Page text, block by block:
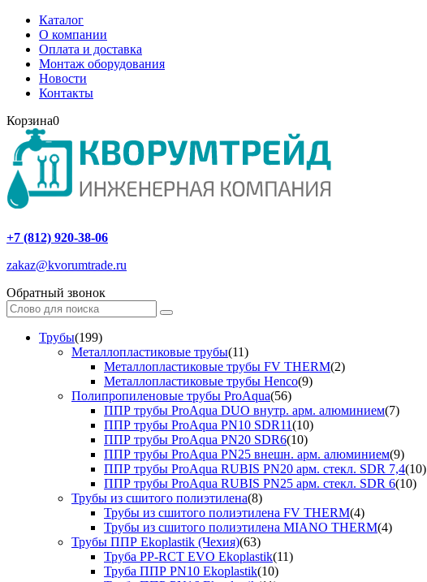
Каталог
О компании
Оплата и доставка
Монтаж оборудования
Новости
Контакты
Корзина0
+7 (812) 920-38-06
zakaz@kvorumtrade.ru
Обратный звонок
Трубы(199)
Металлопластиковые трубы(11)
Металлопластиковые трубы FV THERM(2)
Металлопластиковые трубы Henco(9)
Полипропиленовые трубы ProAqua(56)
ППР трубы ProAqua DUO внутр. арм. алюминием(7)
ППР трубы ProAqua PN10 SDR11(10)
ППР трубы ProAqua PN20 SDR6(10)
ППР трубы ProAqua PN25 внешн. арм. алюминием(9)
ППР трубы ProAqua RUBIS PN20 арм. стекл. SDR 7,4(10)
ППР трубы ProAqua RUBIS PN25 арм. стекл. SDR 6(10)
Трубы из сшитого полиэтилена(8)
Трубы из сшитого полиэтилена FV THERM(4)
Трубы из сшитого полиэтилена MIANO THERM(4)
Трубы ППР Ekoplastik (Чехия)(63)
Труба PP-RCT EVO Ekoplastik(11)
Труба ППР PN10 Ekoplastik(10)